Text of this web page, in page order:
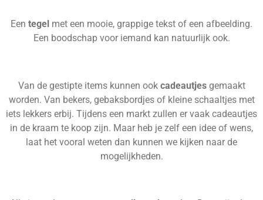
Een tegel met een mooie, grappige tekst of een afbeelding.
Een boodschap voor iemand kan natuurlijk ook.
Van de gestipte items kunnen ook cadeautjesgemaakt
worden. Van bekers, gebaksbordjes of kleine schaaltjes met
iets lekkers erbij. Tijdens een markt zullen er vaak cadeautjes
in de kraam te koop zijn. Maar heb je zelf een idee of wens,
laat het vooral weten dan kunnen we kijken naar de
mogelijkheden.